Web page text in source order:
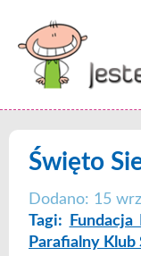
Święto
Dodano: 15
Tagi:
Parafialny